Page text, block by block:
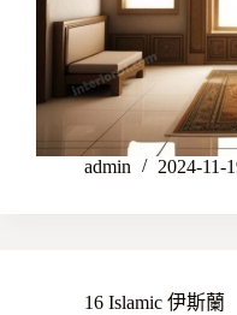
admin 2024-11-
16 Islamic 伊斯蘭